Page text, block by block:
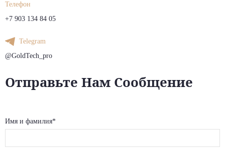
Телефон
+7 903 134 84 05
Telegram
@GoldTech_pro
Отправьте Нам Сообщение
Имя и фамилия*